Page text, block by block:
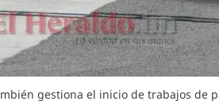
gestiona el inicio de trabajos de